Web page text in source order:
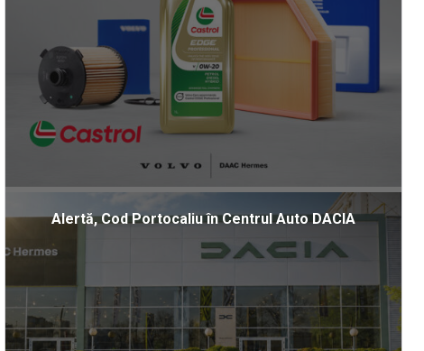
Alertă, Cod Portocaliu în Centrul Auto DACIA